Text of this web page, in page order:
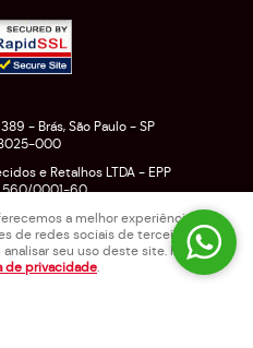
- Brás, São Paulo- SP
000
e Retalhos LTDA - EPP
0001-60
CRIADA POR
a melhor experiência em
de redes sociais de terceiros e
seu uso deste site. Para mais
de privacidade.